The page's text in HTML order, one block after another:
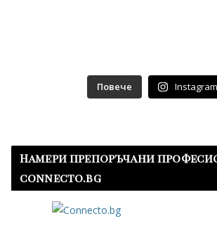
Повече Instagram
Намери препоръчани
connecto.bg